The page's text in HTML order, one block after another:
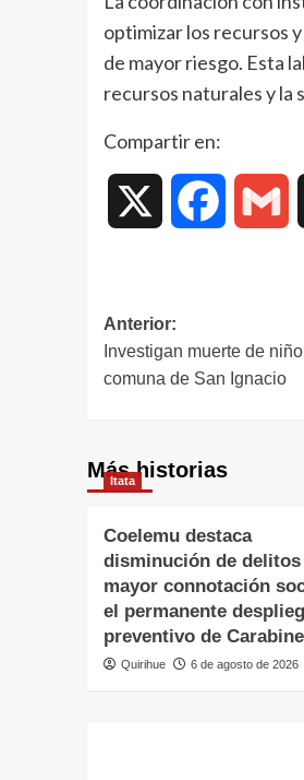
optimizar los recursos
de mayor riesgo. Esta
recursos naturales y la
Compartir en:
Facebook
Anterior:
Investigan muerte de
comuna de San Ignacio
Más historias
Itata
Coelemu destaca
disminución de delitos
mayor connotación
el permanente
preventivo de
Quirihue 6 de agosto de 2026